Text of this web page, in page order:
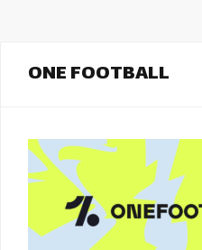
ONE FOOTBALL